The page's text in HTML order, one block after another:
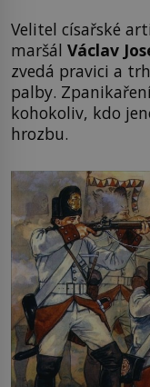
Velitel císařské
maršál Václav
zvedá pravici a
palby.
kohokoliv, kdo
hrozbu.